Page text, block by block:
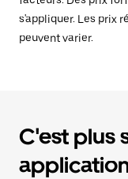
s'appliquer. Les prix
peuvent varier.
C'est plus